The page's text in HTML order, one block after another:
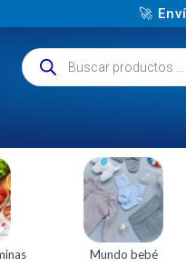
🚀
Mundo bebé